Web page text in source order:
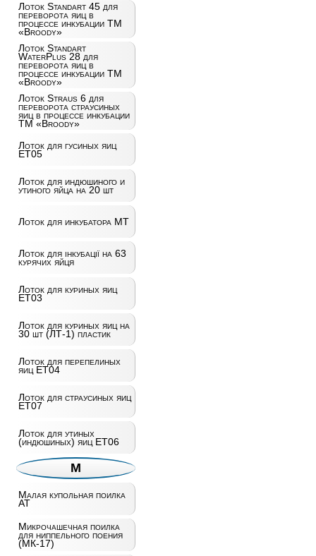
Лоток Standart 45 для
переворота яиц в
процессе инкубации ТМ
«Broody»
Лоток Standart
WaterPlus 28 для
переворота яиц в
процессе инкубации ТМ
«Broody»
Лоток Straus 6 для
переворота страусиных
яиц в процессе инкубации
ТМ «Broody»
Лоток для гусиных яиц
ET05
Лоток для индюшиного и
утиного яйца на 20 шт
Лоток для инкубатора MT
Лоток для інкубації на 63
курячих яйця
Лоток для куриных яиц
ET03
Лоток для куриных яиц на
30 шт (ЛТ-1) пластик
Лоток для перепелиных
яиц ET04
Лоток для страусиных яиц
ET07
Лоток для утиных
(индюшиных) яиц ET06
М
Малая купольная поилка
AT
Микрочашечная поилка
для ниппельного поения
(МК-17)